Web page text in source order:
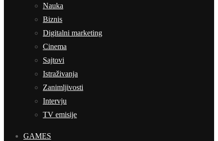
Nauka
Biznis
Digitalni marketing
Cinema
Sajtovi
Istraživanja
Zanimljivosti
Intervju
TV emisije
GAMES